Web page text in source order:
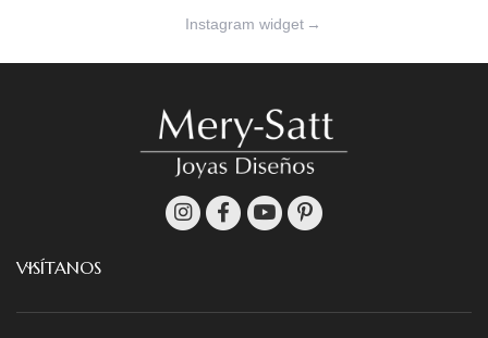
Instagram widget →
VISÍTANOS